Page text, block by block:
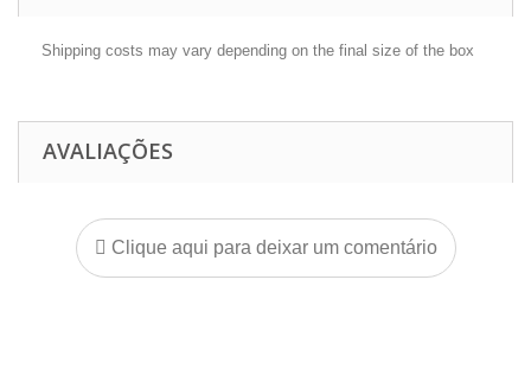
Shipping costs may vary depending on the final size of the box
AVALIAÇÕES
Clique aqui para deixar um comentário